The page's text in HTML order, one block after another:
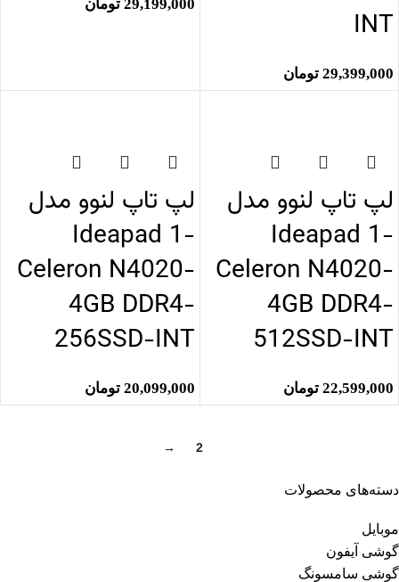
دسته‌های محصولات
موبایل
گوشی آیفون
گوشی سامسونگ
INT
29,399,000 تومان
29,199,000 تومان
لپ تاپ لنوو مدل
Ideapad 1-
Celeron N4020-
4GB DDR4-
512SSD-INT
22,599,000 تومان
لپ تاپ لنوو مدل
Ideapad 1-
Celeron N4020-
4GB DDR4-
256SSD-INT
20,099,000 تومان
2
→